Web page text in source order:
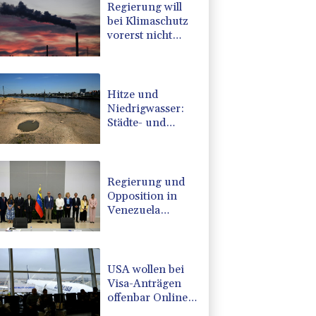
Regierung will
bei Klimaschutz
vorerst nicht
Hitze und
Niedrigwasser:
Städte- und
Kraftakt"
Regierung und
Opposition in
Venezuela
USA wollen bei
Visa-Anträgen
offenbar Online-